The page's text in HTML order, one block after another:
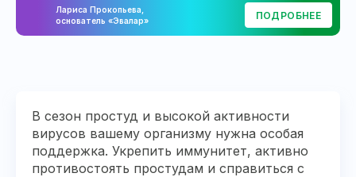
Лариса Прокопьева,
основатель «Эвалар»
ПОДРОБНЕЕ
В сезон простуд и высокой активности
вирусов вашему организму нужна особая
поддержка. Укрепить иммунитет, активно
противостоять простудам и справиться с